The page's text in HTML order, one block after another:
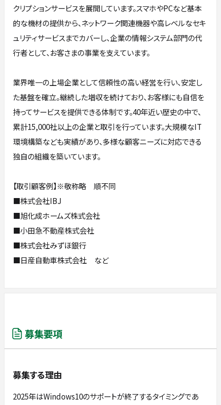
クリプションサービスを展開しています。スマホやPCなど基本
的な機材の提供から、ネットワーク関連機器や高レベルなセキ
ュリティサービスまでカバーし、企業の情報システム部門の代
行者として、お客さまの事業を支えています。
業界唯一の上場企業として信頼性の高い経営を行い、安定し
た基盤を確立。継続した増収を続けており、お客様にも自信を
持ってサービスを提供できる体制です。40年近い歴史の中で、
累計15,000社以上の企業と取引を行っています。大規模なIT
環境構築なども実績があり、多様な顧客ニーズに対応できる
独自の組織を築いています。
【取引顧客例】※敬称略 順不同
■株式会社IBJ
■旭化成ホームズ株式会社
■小田急不動産株式会社
■株式会社みずほ銀行
■日産自動車株式会社 など
募集要項
募集する理由
2025年はWindows10のサポートが終了するタイミングであ